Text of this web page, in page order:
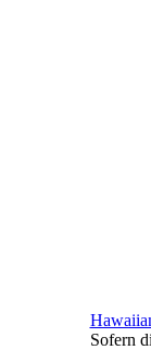
Sofern